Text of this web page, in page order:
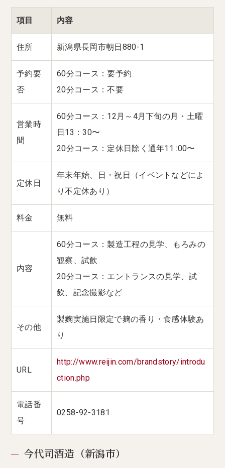
項目 内容
住所 新潟県長岡市朝日880-1
予約要
否
60分コース：要予約
20分コース：不要
営業時
間
60分コース：12月～4月下旬の月・土曜
日13：30〜
20分コース：定休日除く通年11 :00〜
定休日
年末年始、日・祝日（イベントなどによ
り不定休あり）
料金 無料
内容
60分コース：製造工程の見学、もろみの
観察、試飲
20分コース：エントランスの見学、試
飲、記念撮影など
その他
製麴実施日限定で麹の香り・食感体験あ
り
URL
http://www.reijin.com/brandstory/introdu
ction.php
電話番
号
0258-92-3181
今代司酒造（新潟市）